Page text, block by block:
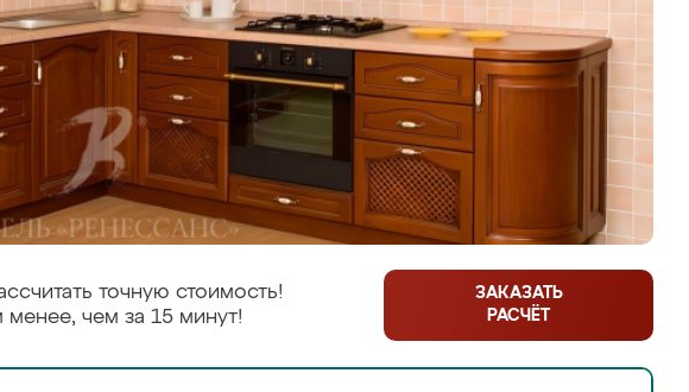
точную стоимость!
менее, чем за 15 минут!
ЗАКАЗАТЬ
РАСЧЁТ